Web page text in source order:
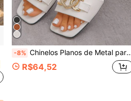
-8% Chinelos Planos de Metal para Praia e Casa
R$64,52